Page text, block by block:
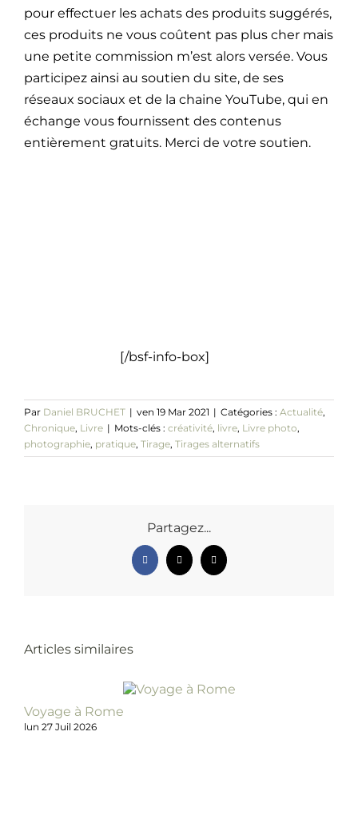
pour effectuer les achats des produits suggérés,
ces produits ne vous coûtent pas plus cher mais
une petite commission m’est alors versée. Vous
participez ainsi au soutien du site, de ses
réseaux sociaux et de la chaine YouTube, qui en
échange vous fournissent des contenus
entièrement gratuits. Merci de votre soutien.
[/bsf-info-box]
Par Daniel BRUCHET | ven 19 Mar 2021 | Catégories : Actualité,
Chronique, Livre | Mots-clés : créativité, livre, Livre photo,
photographie, pratique, Tirage, Tirages alternatifs
Partagez...
FacebookX Email
Articles similaires
Voyage à Rome
lun 27 Juil 2026